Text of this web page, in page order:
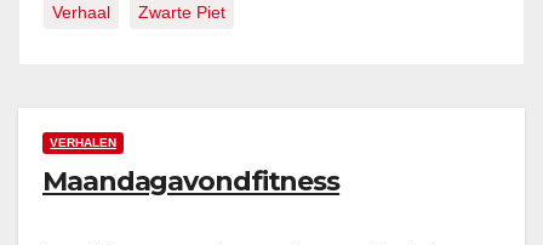
Verhaal Zwarte Piet
VERHALEN
Maandagavondfitness